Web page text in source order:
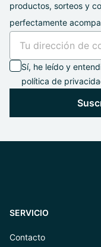
productos, sorteos y
perfectamente
Sí, he leído y
política de
SERVICIO
Contacto